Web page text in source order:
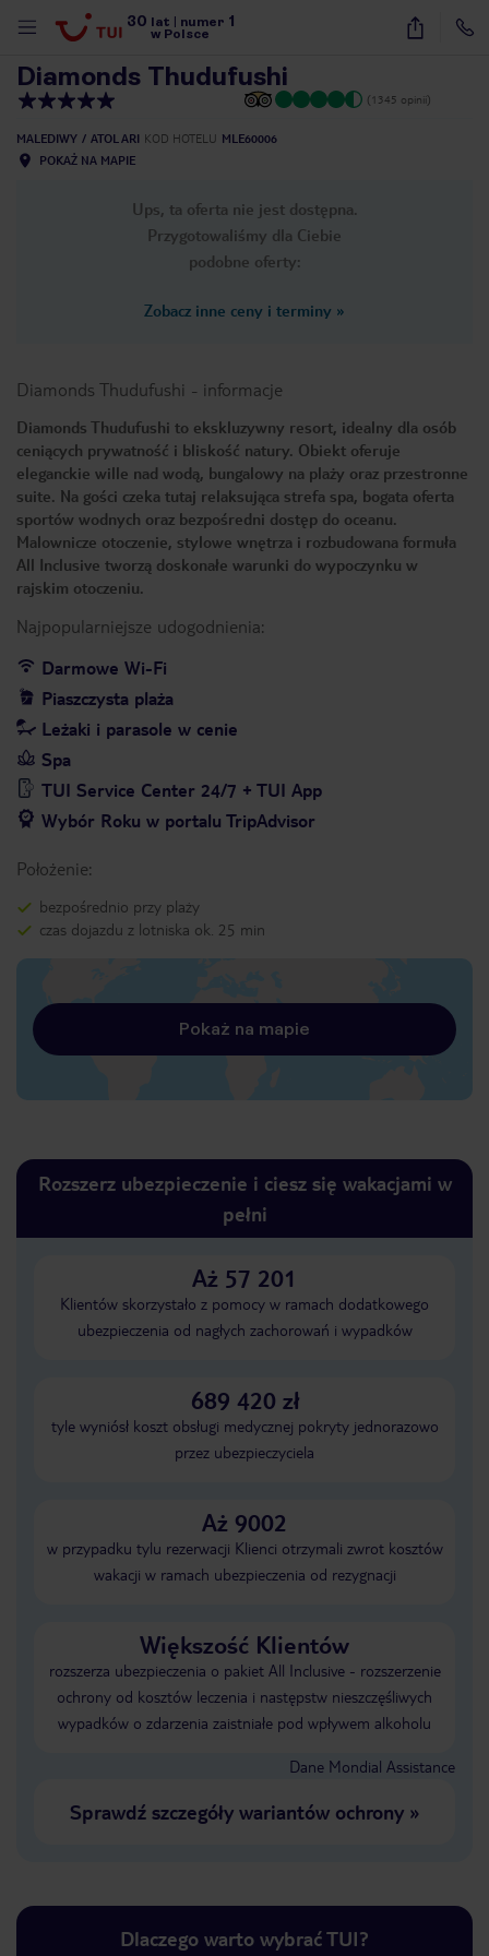
30 lat numer 1
w Polsce
47
Diamonds Thudufushi
(1345 opinii)
MALEDIWY ATOL ARI KOD HOTELU MLE60006
POKAŻ NA MAPIE
Ups, ta oferta nie jest dostępna.
Przygotowaliśmy dla Ciebie
podobne oferty:
Zobacz inne ceny i terminy »
Diamonds Thudufushi - informacje
Diamonds Thudufushi to ekskluzywny resort, idealny dla osób
ceniących prywatność i bliskość natury. Obiekt oferuje
eleganckie wille nad wodą, bungalowy na plaży oraz przestronne
suite. Na gości czeka tutaj relaksująca strefa spa, bogata oferta
sportów wodnych oraz bezpośredni dostęp do oceanu.
Malownicze otoczenie, stylowe wnętrza i rozbudowana formuła
All Inclusive tworzą doskonałe warunki do wypoczynku w
rajskim otoczeniu.
Najpopularniejsze udogodnienia:
Darmowe Wi-Fi
Piaszczysta plaża
Leżaki i parasole w cenie
Spa
TUI Service Center 24/7 + TUI App
Wybór Roku w portalu TripAdvisor
Położenie:
bezpośrednio przy plaży
czas dojazdu z lotniska ok. 25 min
Pokaż na mapie
Rozszerz ubezpieczenie i ciesz się wakacjami w
pełni
Aż 57 201
Klientów skorzystało z pomocy w ramach dodatkowego
ubezpieczenia od nagłych zachorowań i wypadków
689 420 zł
tyle wyniósł koszt obsługi medycznej pokryty jednorazowo
przez ubezpieczyciela
Aż 9002
w przypadku tylu rezerwacji Klienci otrzymali zwrot kosztów
wakacji w ramach ubezpieczenia od rezygnacji
Większość Klientów
rozszerza ubezpieczenia o pakiet All Inclusive - rozszerzenie
ochrony od kosztów leczenia i następstw nieszczęśliwych
wypadków o zdarzenia zaistniałe pod wpływem alkoholu
Dane Mondial Assistance
Sprawdź szczegóły wariantów ochrony»
Dlaczego warto wybrać TUI?